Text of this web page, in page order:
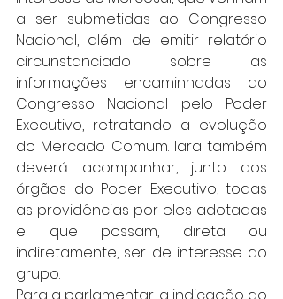
a ser submetidas ao Congresso
Nacional, além de emitir relatório
circunstanciado sobre as
informações encaminhadas ao
Congresso Nacional pelo Poder
Executivo, retratando a evolução
do Mercado Comum. Iara também
deverá acompanhar, junto aos
órgãos do Poder Executivo, todas
as providências por eles adotadas
e que possam, direta ou
indiretamente, ser de interesse do
grupo.